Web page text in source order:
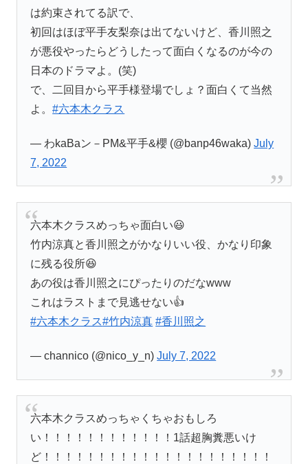
は約束されてる訳で、
初回はほぼ平手友梨奈は出てないけど、香川照之
が悪役やったらどうしたって面白くなるのが今の
日本のドラマよ。(笑)
で、二回目から平手様登場でしょ？面白くて当然
よ。#六本木クラス
— わkaBaン－PM&平手&櫻 (@banp46waka)July
7, 2022
六本木クラスめっちゃ面白い😃
竹内涼真と香川照之がかなりいい役、かなり印象
に残る役所😆
あの役は香川照之にぴったりのだなwww
これはラストまで見逃せない👍
#六本木クラス#竹内涼真 #香川照之
— channico (@nico_y_n)July 7, 2022
六本木クラスめっちゃくちゃおもしろ
い！！！！！！！！！！！！1話超胸糞悪いけ
ど！！！！！！！！！！！！！！！！！！！！！